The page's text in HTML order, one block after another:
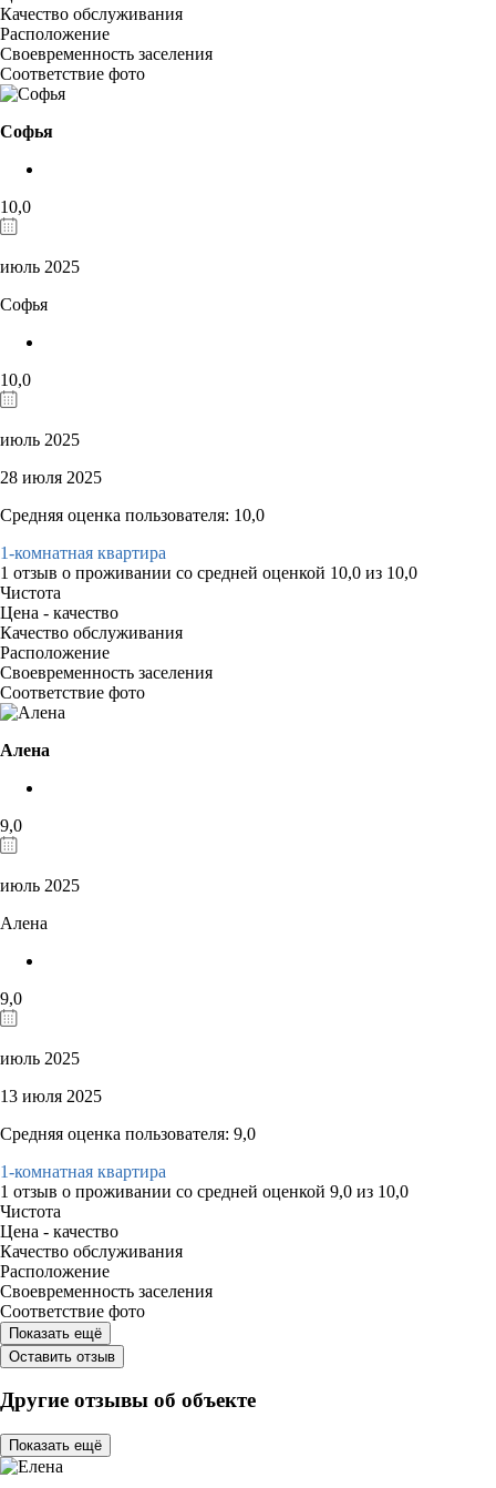
Качество обслуживания
Расположение
Своевременность заселения
Соответствие фото
Софья
10,0
июль 2025
Софья
10,0
июль 2025
28 июля 2025
Средняя оценка пользователя: 10,0
1-комнатная квартира
1 отзыв о проживании со средней оценкой 10,0 из 10,0
Чистота
Цена - качество
Качество обслуживания
Расположение
Своевременность заселения
Соответствие фото
Алена
9,0
июль 2025
Алена
9,0
июль 2025
13 июля 2025
Средняя оценка пользователя: 9,0
1-комнатная квартира
1 отзыв о проживании со средней оценкой 9,0 из 10,0
Чистота
Цена - качество
Качество обслуживания
Расположение
Своевременность заселения
Соответствие фото
Показать ещё
Оставить отзыв
Другие отзывы об объекте
Показать ещё